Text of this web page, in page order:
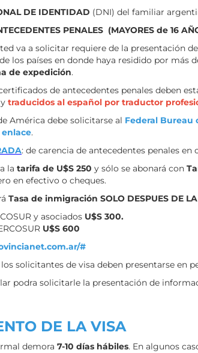
DE IDENTIDAD (DNI) del familiar
PENALES (MAYORES de 16
va a solicitar requiere de la presentación
los países en donde haya residido por más
de expedición.
de antecedentes penales deben
traducidos al español por traductor
América debe solicitarse al Federal Bureau
enlace.
: de carencia de antecedentes penales
la tarifa de U$S 250 y sólo se abonará con
en efectivo o cheques.
Tasa de inmigración SOLO DESPUES DE
y asociados U$S 300.
U$S 600
#
los solicitantes de visa deben presentarse en
podra solicitarle la presentación de
DE LA VISA
demora 7-10 días hábiles. En algunos